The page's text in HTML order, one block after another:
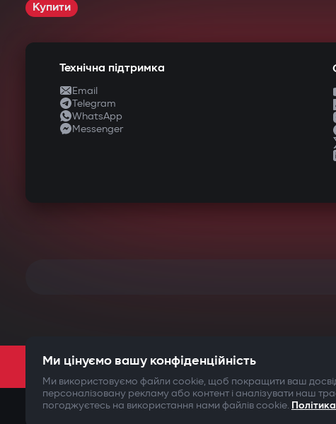
Купити
Технічна підтримка
Email
Telegram
WhatsApp
Messenger
©2009-2026Gazer Limited (UK) All rights reserved
Ми цінуємо вашу конфіденційність
Ми використовуємо файли cookie, щоб покращити ваш
персоналізовану рекламу або контент і аналізувати наш
погоджуєтесь на використання нами файлів cookie.